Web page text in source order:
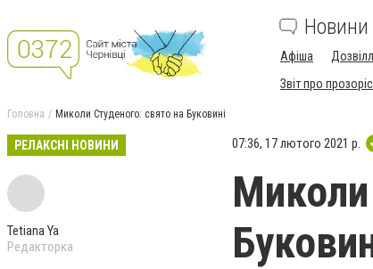
Новини
Афіша
Звіт про
Головна Миколи Студеного: свято на Буковині
РЕЛАКСНІ НОВИНИ
Tetiana Ya
Редакторка
07:36, 17 лютого 2021 р.
Миколи